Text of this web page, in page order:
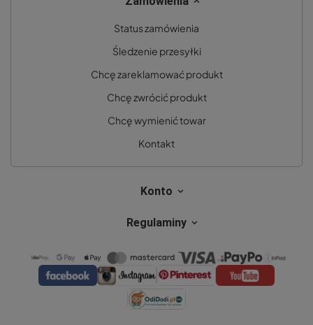
Status zamówienia
Śledzenie przesyłki
Chcę zareklamować produkt
Chcę zwrócić produkt
Chcę wymienić towar
Kontakt
Konto
Regulaminy